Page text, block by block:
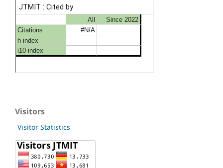
Visitors
Visitor Statistics